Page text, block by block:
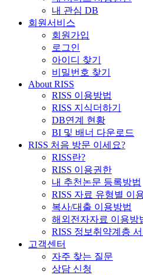
내 관심 DB
회원서비스
회원가입
로그인
아이디 찾기
비밀번호 찾기
About RISS
RISS 이용방법
RISS 지식더하기
DB연계 현황
BI 및 배너 다운로드
RISS 처음 방문 이세요?
RISS란?
RISS 이용권한
내 추천논문 등록방법
RISS 자료 유형별 이
복사/대출 이용방법
해외전자자료 이용방
RISS 정보취약계층
고객센터
자주 찾는 질문
상담 신청